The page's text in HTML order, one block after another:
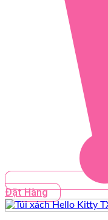
Đặt Hàng